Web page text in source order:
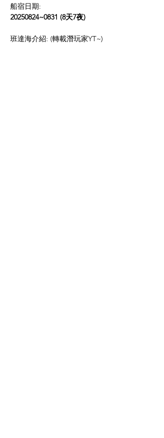
船宿日期:
20250824~0831 (8天7夜)
班達海介紹: (轉載潛玩家YT~)